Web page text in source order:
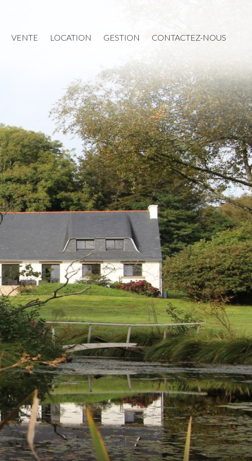
VENTE LOCATION GESTION CONTACTEZ-NOUS
VENTE
LOCATION
GESTION
CONTACTEZ-NOUS